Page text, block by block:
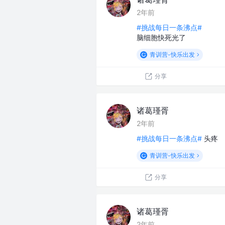
2年前
#挑战每日一条沸点#
脑细胞快死光了
青训营-快乐出发
分享
诸葛瑾胥
2年前
#挑战每日一条沸点# 头疼
青训营-快乐出发
分享
诸葛瑾胥